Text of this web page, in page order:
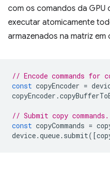
com os comandos da GPU
executar atomicamente
armazenados na matriz em
// Encode commands
const copyEncoder =
copyEncoder .
// Submit copy commands.
const copyCommands =
device.queue. submit([